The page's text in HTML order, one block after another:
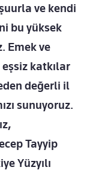
ve kendi
bu yüksek
Emek ve
katkılar
değerli il
sunuyoruz.
Tayyip
Yüzyılı